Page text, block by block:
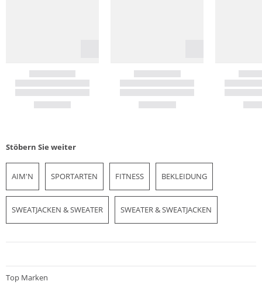
Stöbern Sie weiter
AIM'N SPORTARTEN FITNESS BEKLEIDUNG
SWEATJACKEN & SWEATER SWEATER & SWEATJACKEN
Top Marken